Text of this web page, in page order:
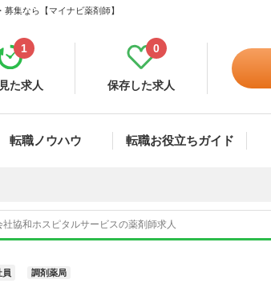
集なら【マイナビ薬剤師】
た求人
1
保存した求人
0
転職ノウハウ 転職お役立ちガイド
協和ホスピタルサービスの薬剤師求人
員 調剤薬局